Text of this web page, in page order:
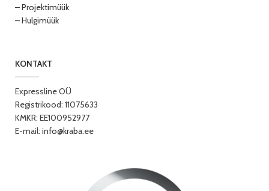
– Projektimüük
– Hulgimüük
KONTAKT
Expressline OÜ
Registrikood: 11075633
KMKR: EE100952977
E-mail: info@kraba.ee